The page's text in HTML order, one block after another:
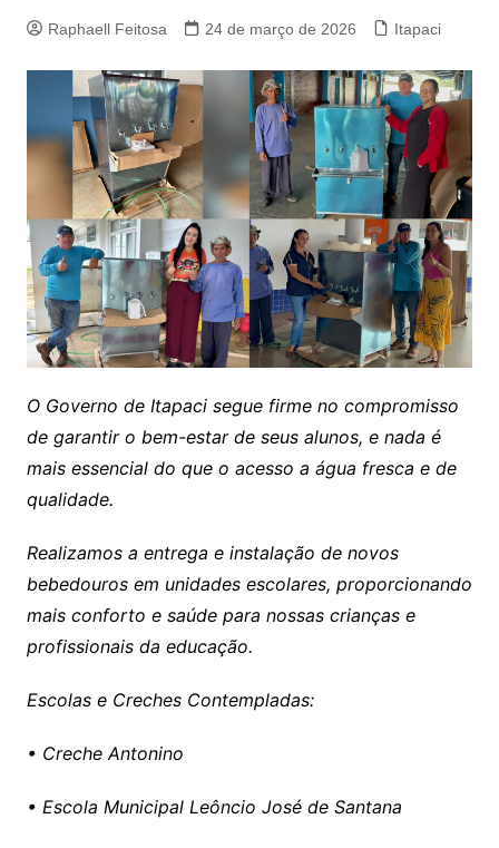
Raphaell Feitosa 24 de março de 2026 Itapaci
O Governo de Itapaci segue firme no compromisso
de garantir o bem-estar de seus alunos, e nada é
mais essencial do que o acesso a água fresca e de
qualidade.
Realizamos a entrega e instalação de novos
bebedouros em unidades escolares, proporcionando
mais conforto e saúde para nossas crianças e
profissionais da educação.
Escolas e Creches Contempladas:
• Creche Antonino
• Escola Municipal Leôncio José de Santana